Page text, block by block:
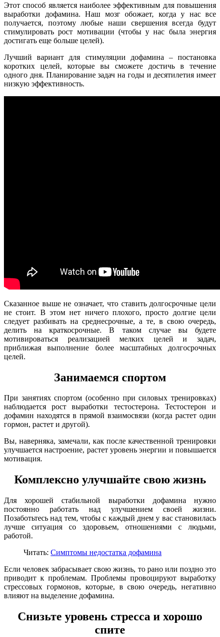
Этот способ является наиболее эффективным для повышения
выработки дофамина. Наш мозг обожает, когда у нас все
получается, поэтому любые наши свершения всегда будут
стимулировать рост мотивации (чтобы у нас была энергия
достигать еще больше целей).
Лучший вариант для стимуляции дофамина – постановка
коротких целей, которые вы сможете достичь в течение
одного дня. Планирование задач на годы и десятилетия имеет
низкую эффективность.
Сказанное выше не означает, что ставить долгосрочные цели
не стоит. В этом нет ничего плохого, просто долгие цели
следует разбивать на среднесрочные, а те, в свою очередь,
делить на краткосрочные. В таком случае вы будете
мотивироваться реализацией мелких целей и задач,
приближая выполнение более масштабных долгосрочных
целей.
Занимаемся спортом
При занятиях спортом (особенно при силовых тренировках)
наблюдается рост выработки тестостерона. Тестостерон и
дофамин находятся в прямой взаимосвязи (когда растет один
гормон, растет и другой).
Вы, наверняка, замечали, как после качественной тренировки
улучшается настроение, растет уровень энергии и повышается
мотивация.
Комплексно улучшайте свою жизнь
Для хорошей стабильной выработки дофамина нужно
постоянно работать над улучшением своей жизни.
Позаботьтесь над тем, чтобы с каждый днем у вас становилась
лучше ситуация со здоровьем, отношениями с людьми,
работой.
Читать: Симптомы недостатка дофамина
Если человек забрасывает свою жизнь, то рано или поздно это
приводит к проблемам. Проблемы провоцируют выработку
стрессовых гормонов, которые, в свою очередь, негативно
влияют на выделение дофамина.
Снизьте уровень стресса и хорошо
спите